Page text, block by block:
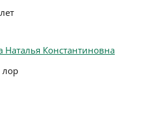
Наталья Константиновна
лор